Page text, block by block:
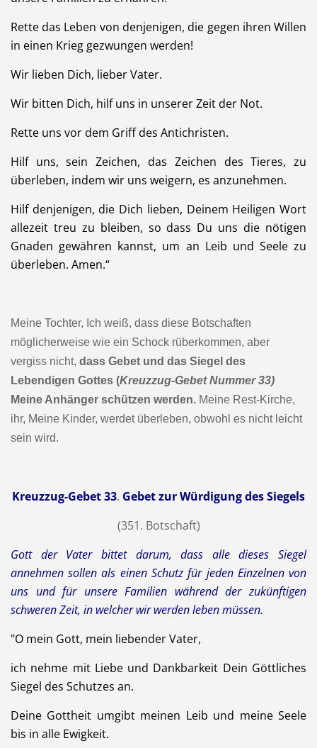
Rette das Leben von denjenigen, die gegen ihren Willen
in einen Krieg gezwungen werden!
Wir lieben Dich, lieber Vater.
Wir bitten Dich, hilf uns in unserer Zeit der Not.
Rette uns vor dem Griff des Antichristen.
Hilf uns, sein Zeichen, das Zeichen des Tieres, zu
überleben, indem wir uns weigern, es anzunehmen.
Hilf denjenigen, die Dich lieben, Deinem Heiligen Wort
allezeit treu zu bleiben, so dass Du uns die nötigen
Gnaden gewähren kannst, um an Leib und Seele zu
überleben. Amen.“
Meine Tochter, Ich weiß, dass diese Botschaften
möglicherweise wie ein Schock rüberkommen, aber
vergiss nicht, dass Gebet und das Siegel des
Lebendigen Gottes (Kreuzzug-Gebet Nummer 33)
Meine Anhänger schützen werden. Meine Rest-Kirche,
ihr, Meine Kinder, werdet überleben, obwohl es nicht leicht
sein wird.
Kreuzzug-Gebet 33. Gebet zur Würdigung des Siegels
(351. Botschaft)
Gott der Vater bittet darum, dass alle dieses Siegel
annehmen sollen als einen Schutz für jeden Einzelnen von
uns und für unsere Familien während der zukünftigen
schweren Zeit, in welcher wir werden leben müssen.
"O mein Gott, mein liebender Vater,
ich nehme mit Liebe und Dankbarkeit Dein Göttliches
Siegel des Schutzes an.
Deine Gottheit umgibt meinen Leib und meine Seele
bis in alle Ewigkeit.